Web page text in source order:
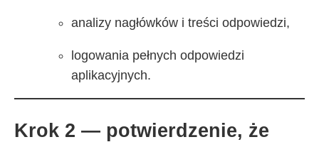
analizy nagłówków i treści odpowiedzi,
logowania pełnych odpowiedzi
aplikacyjnych.
Krok 2 — potwierdzenie, że